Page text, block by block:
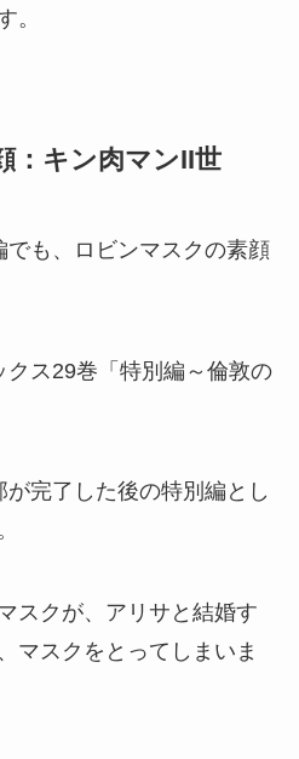
。
：キン肉マンII世
も、ロビンマスクの素顔
クス29巻「特別編～倫敦の
完了した後の特別編とし
スクが、アリサと結婚す
マスクをとってしまいま